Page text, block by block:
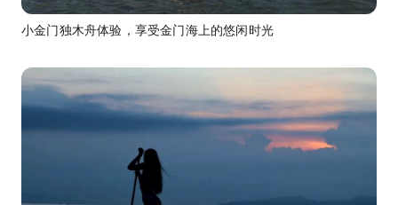
小金门独木舟体验，享受金门海上的悠闲时光